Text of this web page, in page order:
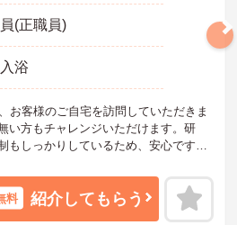
(正職員)
浴
お客様のご自宅を訪問していただきま
い方もチャレンジいただけます。研
もしっかりしているため、安心です。
くださいませ。
料 紹介してもらう